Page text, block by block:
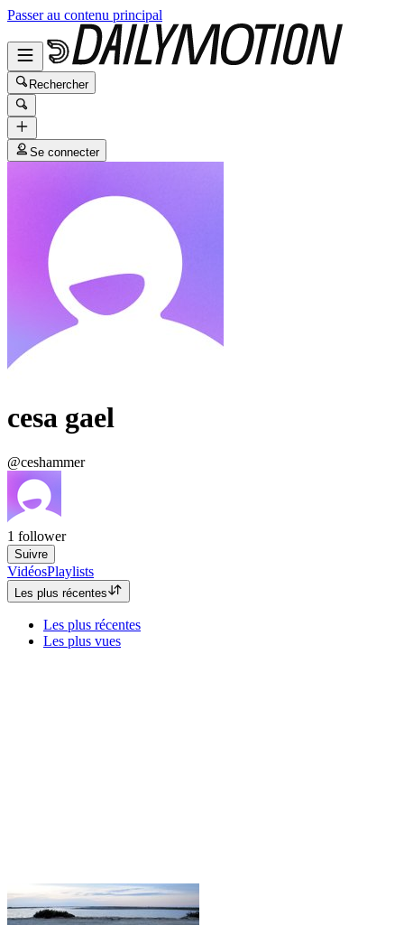
Passer au contenu principal
Rechercher
Se connecter
cesa gael
@ceshammer
1 follower
Suivre
VidéosPlaylists
Les plus récentes
Les plus récentes
Les plus vues